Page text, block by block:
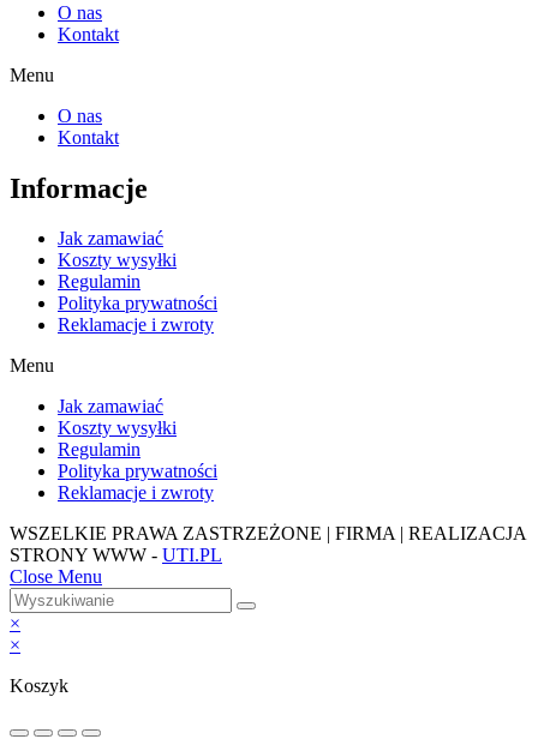
O nas
Kontakt
Menu
O nas
Kontakt
Informacje
Jak zamawiać
Koszty wysyłki
Regulamin
Polityka prywatności
Reklamacje i zwroty
Menu
Jak zamawiać
Koszty wysyłki
Regulamin
Polityka prywatności
Reklamacje i zwroty
WSZELKIE PRAWA ZASTRZEŻONE | FIRMA | REALIZACJA
STRONY WWW - UTI.PL
Close Menu
×
×
Koszyk